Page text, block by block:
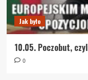
Jak było
10.05. Poczobut,
0